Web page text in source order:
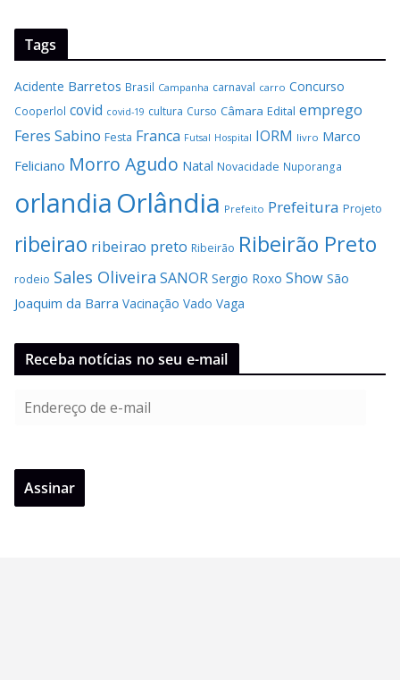
Tags
Acidente Barretos Brasil Campanha carnaval carro Concurso
Cooperlol covid covid-19 cultura Curso Câmara Edital emprego
Feres Sabino Festa Franca Futsal Hospital IORM livro Marco
Feliciano Morro Agudo Natal Novacidade Nuporanga
orlandia Orlândia Prefeito Prefeitura Projeto
ribeirao ribeirao preto Ribeirão Ribeirão Preto
rodeio Sales Oliveira SANOR Sergio Roxo Show São
Joaquim da Barra Vacinação Vado Vaga
Receba notícias no seu e-mail
e
e
Assinar